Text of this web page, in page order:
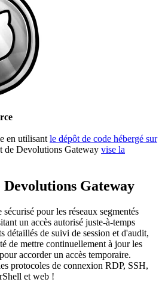
en utilisant le dépôt de code hébergé sur
de Devolutions Gateway vise la
Devolutions Gateway
pour les réseaux segmentés
un accès autorisé juste-à-temps
détaillés de suivi de session et d'audit,
de mettre continuellement à jour les
accorder un accès temporaire.
protocoles de connexion RDP, SSH,
et web !